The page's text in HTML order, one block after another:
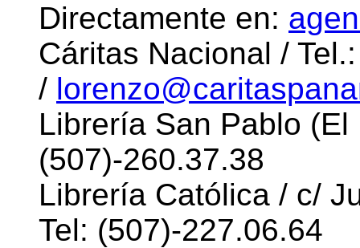
Directamente en:
Cáritas Nacional /
/
Librería San Pablo (El
(507)-260.37.38
Librería Católica / c/
Tel: (507)-227.06.64